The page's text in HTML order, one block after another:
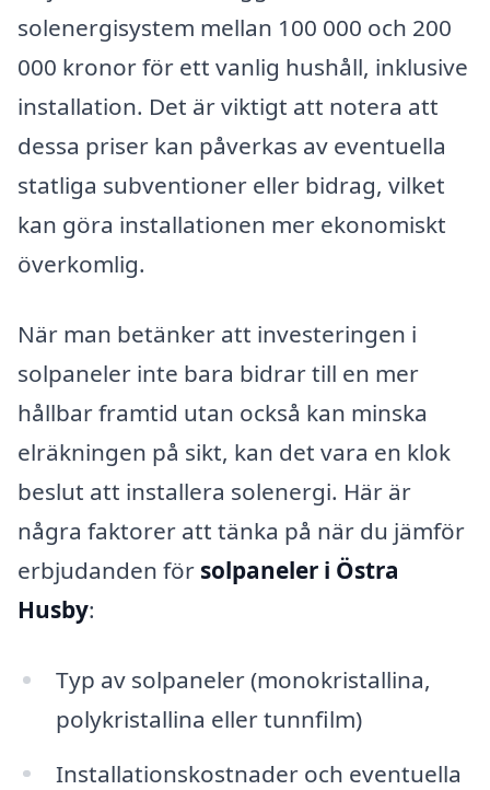
solenergisystem mellan 100 000 och 200
000 kronor för ett vanlig hushåll, inklusive
installation. Det är viktigt att notera att
dessa priser kan påverkas av eventuella
statliga subventioner eller bidrag, vilket
kan göra installationen mer ekonomiskt
överkomlig.
När man betänker att investeringen i
solpaneler inte bara bidrar till en mer
hållbar framtid utan också kan minska
elräkningen på sikt, kan det vara en klok
beslut att installera solenergi. Här är
några faktorer att tänka på när du jämför
erbjudanden för solpaneler i Östra
Husby:
Typ av solpaneler (monokristallina,
polykristallina eller tunnfilm)
Installationskostnader och eventuella